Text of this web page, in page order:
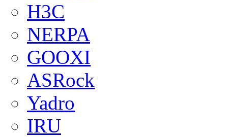
H3C
NERPA
GOOXI
ASRock
Yadro
IRU